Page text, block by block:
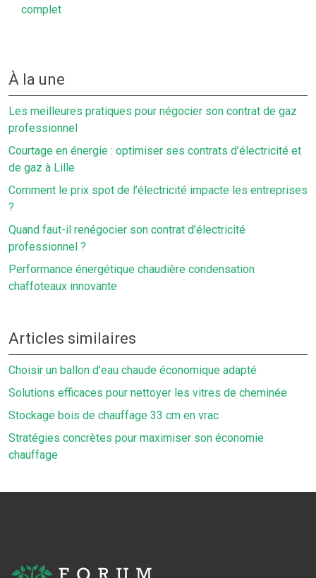
complet
À la une
Les meilleures pratiques pour négocier son contrat de gaz
professionnel
Courtage en énergie : optimiser ses contrats d’électricité et
de gaz à Lille
Comment le prix spot de l’électricité impacte les entreprises
?
Quand faut-il renégocier son contrat d’électricité
professionnel ?
Performance énergétique chaudière condensation
chaffoteaux innovante
Articles similaires
Choisir un ballon d’eau chaude économique adapté
Solutions efficaces pour nettoyer les vitres de cheminée
Stockage bois de chauffage 33 cm en vrac
Stratégies concrètes pour maximiser son économie
chauffage